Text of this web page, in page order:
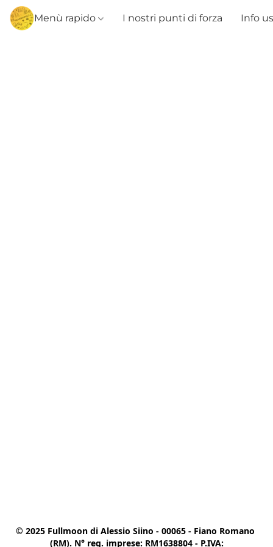
Menù rapido I nostri punti di forza Info
© 2025 Fullmoon di Alessio Siino - 00065 - Fiano Romano
(RM). N° reg. imprese: RM1638804 - P.IVA: